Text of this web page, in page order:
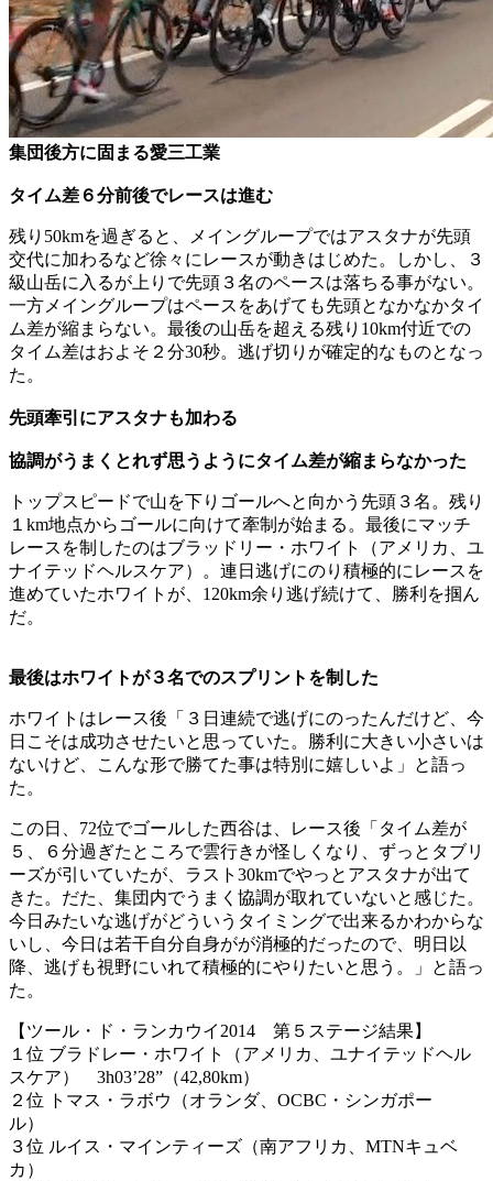
集団後方に固まる愛三工業
タイム差６分前後でレースは進む
残り50kmを過ぎると、メイングループではアスタナが先頭
交代に加わるなど徐々にレースが動きはじめた。しかし、３
級山岳に入るが上りで先頭３名のペースは落ちる事がない。
一方メイングループはペースをあげても先頭となかなかタイ
ム差が縮まらない。最後の山岳を超える残り10km付近での
タイム差はおよそ２分30秒。逃げ切りが確定的なものとなっ
た。
先頭牽引にアスタナも加わる
協調がうまくとれず思うようにタイム差が縮まらなかった
トップスピードで山を下りゴールへと向かう先頭３名。残り
１km地点からゴールに向けて牽制が始まる。最後にマッチ
レースを制したのはブラッドリー・ホワイト（アメリカ、ユ
ナイテッドヘルスケア）。連日逃げにのり積極的にレースを
進めていたホワイトが、120km余り逃げ続けて、勝利を掴ん
だ。
最後はホワイトが３名でのスプリントを制した
ホワイトはレース後「３日連続で逃げにのったんだけど、今
日こそは成功させたいと思っていた。勝利に大きい小さいは
ないけど、こんな形で勝てた事は特別に嬉しいよ」と語っ
た。
この日、72位でゴールした西谷は、レース後「タイム差が
５、６分過ぎたところで雲行きが怪しくなり、ずっとタブリ
ーズが引いていたが、ラスト30kmでやっとアスタナが出て
きた。だた、集団内でうまく協調が取れていないと感じた。
今日みたいな逃げがどういうタイミングで出来るかわからな
いし、今日は若干自分自身がが消極的だったので、明日以
降、逃げも視野にいれて積極的にやりたいと思う。」と語っ
た。
【ツール・ド・ランカウイ2014 第５ステージ結果】
１位 ブラドレー・ホワイト（アメリカ、ユナイテッドヘル
スケア） 3h03’28”（42,80km）
２位 トマス・ラボウ（オランダ、OCBC・シンガポー
ル）
３位 ルイス・マインティーズ（南アフリカ、MTNキュベ
カ）